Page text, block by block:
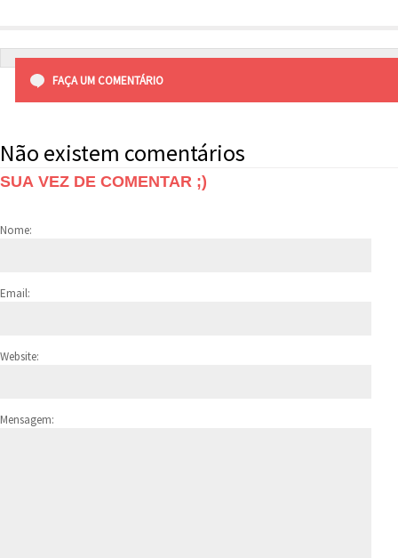
FAÇA UM COMENTÁRIO
Não existem comentários
SUA VEZ DE COMENTAR ;)
Nome:
Email:
Website:
Mensagem: